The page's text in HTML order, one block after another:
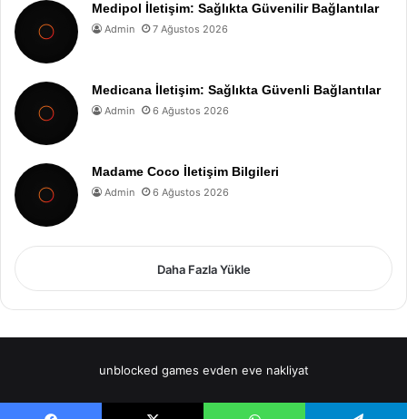
Medipol İletişim: Sağlıkta Güvenilir Bağlantılar
Admin 7 Ağustos 2026
Medicana İletişim: Sağlıkta Güvenli Bağlantılar
Admin 6 Ağustos 2026
Madame Coco İletişim Bilgileri
Admin 6 Ağustos 2026
Daha Fazla Yükle
unblocked games evden eve nakliyat